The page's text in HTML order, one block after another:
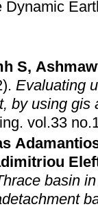
Dynamic
S,
. Evaluating
by using gis
.
basin